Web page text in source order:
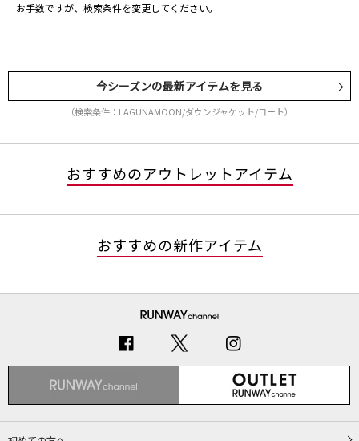
お手数ですが、検索条件を変更してください。
今シーズンの最新アイテムを見る
（検索条件：LAGUNAMOON/ダウンジャケット/コート）
おすすめのアウトレットアイテム
おすすめの新作アイテム